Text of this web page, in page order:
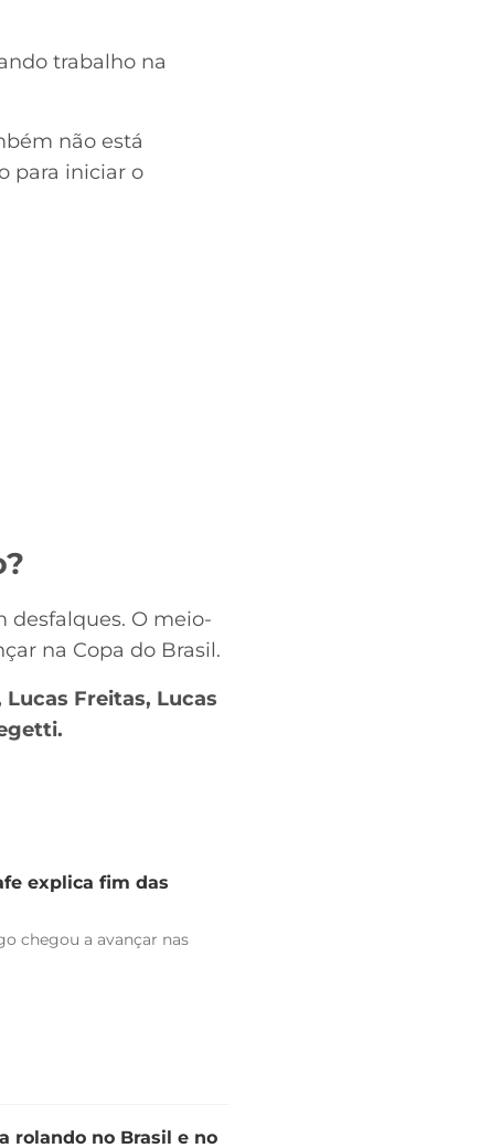
trabalho na
não está
para iniciar o
desfalques. O meio-
na Copa do Brasil.
Freitas, Lucas
explica fim das
chegou a avançar nas
rolando no Brasil e no